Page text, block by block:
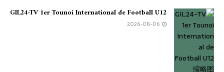
GIL24-TV 1er Tounoi International de Football U12
2026-08-06